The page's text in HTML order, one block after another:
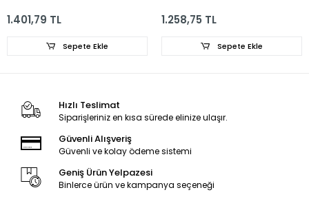
1.401,79 TL
Sepete Ekle
1.258,75 TL
Sepete Ekle
Hızlı Teslimat
Siparişleriniz en kısa sürede elinize ulaşır.
Güvenli Alışveriş
Güvenli ve kolay ödeme sistemi
Geniş Ürün Yelpazesi
Binlerce ürün ve kampanya seçeneği